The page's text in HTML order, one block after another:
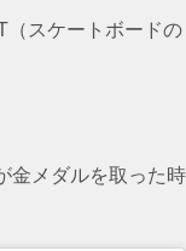
（スケートボードの
金メダルを取った時